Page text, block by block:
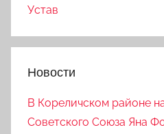
Устав
Новости
В Кореличском районе
Советского Союза Яна